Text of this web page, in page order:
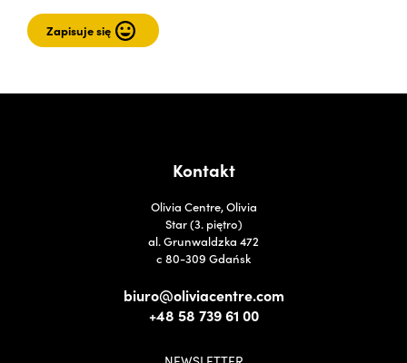
Kontakt
Olivia Centre, Olivia
Star (3. piętro)
al. Grunwaldzka 472
c 80-309 Gdańsk
biuro@oliviacentre.com
+48 58 739 61 00